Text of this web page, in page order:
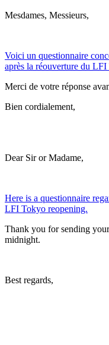
Mesdames, Messieurs,
Voici un questionnaire
après la réouverture du
Merci de votre réponse
Bien cordialement,
Dear Sir or Madame,
Here is a questionnaire
LFI Tokyo reopening.
Thank you for sending
midnight.
Best regards,